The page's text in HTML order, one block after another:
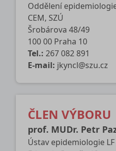
Oddělení
CEM, SZÚ
Šrobárova 48/49
100 00 Praha 10
Tel.: 267 082 891
E-mail: jkyncl@szu.cz
ČLEN VÝBORU
prof. MUDr. Petr
Ústav epidemiologie LF